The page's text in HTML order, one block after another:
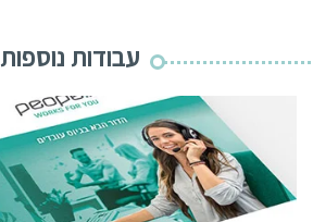
עבודות נוספות